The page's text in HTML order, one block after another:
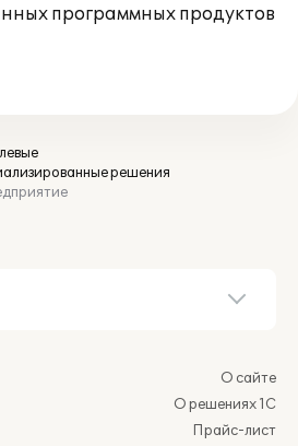
программных продуктов
решения
О сайте
О решениях 1С
Прайс-лист